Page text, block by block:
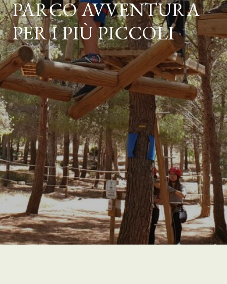
PARCO AVVENTURA
PER I PIÙ PICCOLI